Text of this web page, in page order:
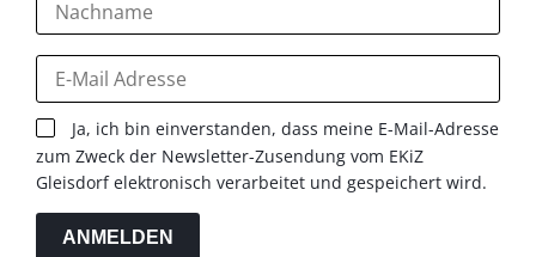
Ja, ich bin einverstanden, dass meine E-Mail-Adresse
zum Zweck der Newsletter-Zusendung vom EKiZ
Gleisdorf elektronisch verarbeitet und gespeichert wird.
ANMELDEN